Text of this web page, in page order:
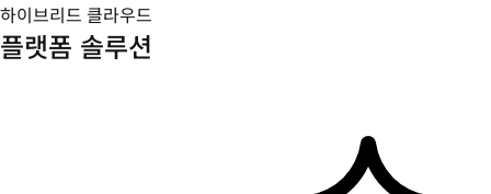
하이브리드 클라우드
플랫폼 솔루션